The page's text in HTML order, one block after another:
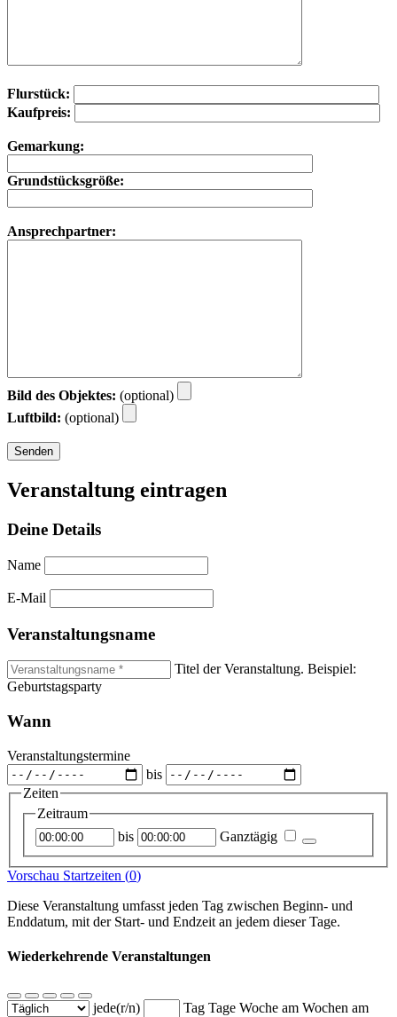
Flurstück:
Kaufpreis:
Gemarkung:
Grundstücksgröße:
Ansprechpartner:
Bild des Objektes: (optional)
Luftbild: (optional)
Veranstaltung eintragen
Deine Details
Name
E-Mail
Veranstaltungsname
Titel der Veranstaltung. Beispiel:
Geburtstagsparty
Wann
Veranstaltungstermine
bis
Zeiten
Zeitraum
Startzeitpunkt bis Endzeitpunkt Ganztägig
Vorschau Startzeiten (0)
Diese Veranstaltung umfasst jeden Tag zwischen Beginn- und
Enddatum, mit der Start- und Endzeit an jedem dieser Tage.
Wiederkehrende Veranstaltungen
jede(r/n) Tag Tage Woche am Wochen am